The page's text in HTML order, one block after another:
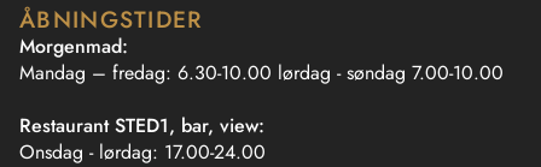
ÅBNINGSTIDER
Morgenmad:
Mandag – fredag: 6.30-10.00 lørdag - søndag 7.00-10.00
Restaurant STED1, bar, view:
Onsdag - lørdag: 17.00-24.00